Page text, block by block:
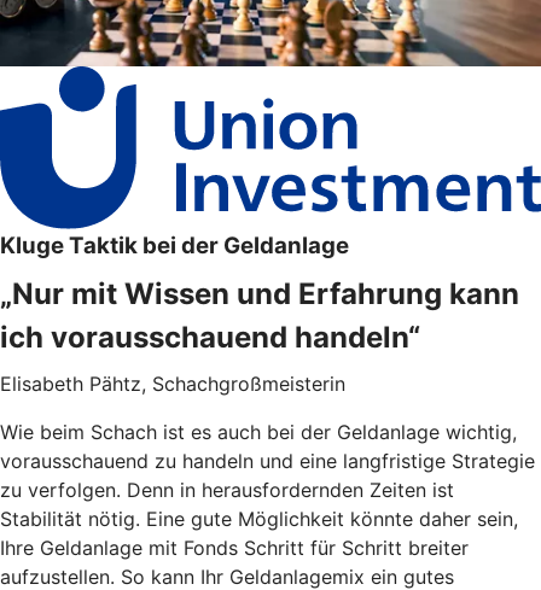
Kluge Taktik bei der Geldanlage
„Nur mit Wissen und Erfahrung kann
ich vorausschauend handeln“
Elisabeth Pähtz, Schachgroßmeisterin
Wie beim Schach ist es auch bei der Geldanlage wichtig,
vorausschauend zu handeln und eine langfristige Strategie
zu verfolgen. Denn in herausfordernden Zeiten ist
Stabilität nötig. Eine gute Möglichkeit könnte daher sein,
Ihre Geldanlage mit Fonds Schritt für Schritt breiter
aufzustellen. So kann Ihr Geldanlagemix ein gutes